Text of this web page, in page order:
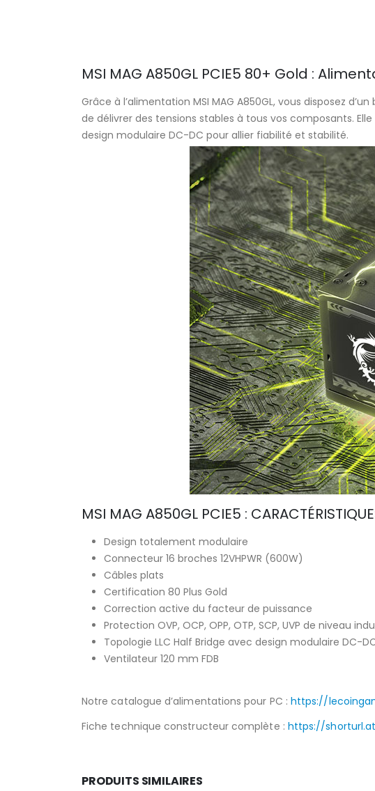
MSI MAG A850GL PCIE5 80+ Gold :
Grâce à l’alimentation MSI MAG A850GL, vous disposez
de délivrer des tensions stables à tous vos composants.
design modulaire DC-DC pour allier fiabilité et stabilité.
MSI MAG A850GL PCIE5 :
Design totalement modulaire
Connecteur 16 broches 12VHPWR (600W)
Câbles plats
Certification 80 Plus Gold
Correction active du facteur de puissance
Protection OVP, OCP, OPP, OTP, SCP, UVP de niveau
Topologie LLC Half Bridge avec design modulaire DC-
Ventilateur 120 mm FDB
Notre catalogue d’alimentations pour PC : https://
Fiche technique constructeur complète : https://
PRODUITS SIMILAIRES